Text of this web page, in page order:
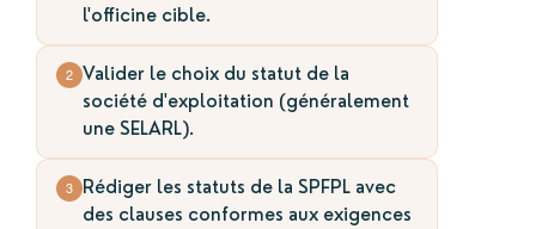
l'officine cible.
2 Valider le choix du statut de la
société d'exploitation (généralement
une SELARL).
3
Rédiger les statuts de la SPFPL avec
des clauses conformes aux exigences